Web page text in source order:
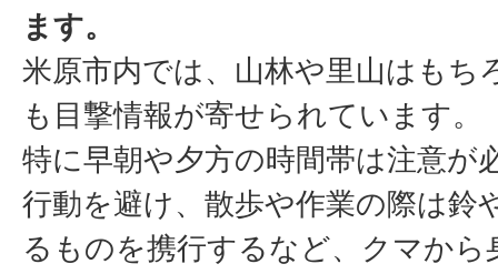
ます。
米原市内では、山林や里山はもち
も目撃情報が寄せられています。
特に早朝や夕方の時間帯は注意が
行動を避け、散歩や作業の際は鈴
るものを携行するなど、クマか